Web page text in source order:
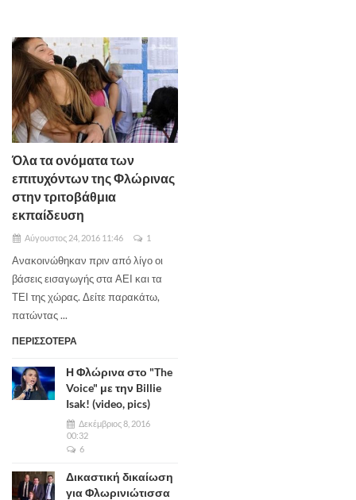
Όλα τα ονόματα των
επιτυχόντων της Φλώρινας
στην τριτοβάθμια
εκπαίδευση
Αύγουστος 24, 2016 11:46 1
Ανακοινώθηκαν πριν από λίγο οι
βάσεις εισαγωγής στα ΑΕΙ και τα
ΤΕΙ της χώρας. Δείτε παρακάτω,
πατώντας ...
ΠΕΡΙΣΣΟΤΕΡΑ
Η Φλώρινα στο "The
Voice" με την Billie
Isak! (video, pics)
Δεκέμβριος 8, 2016
00:32
6
Δικαστική δικαίωση
για Φλωρινιώτισσα